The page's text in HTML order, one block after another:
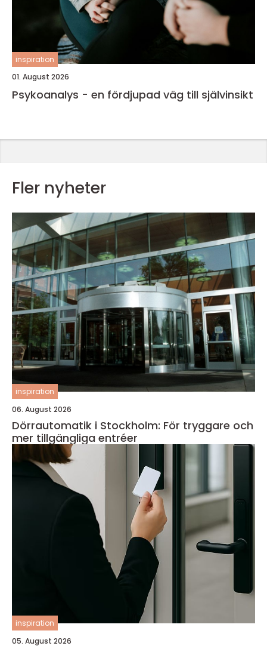
inspiration
01. August 2026
Psykoanalys - en fördjupad väg till självinsikt
Fler nyheter
inspiration
06. August 2026
Dörrautomatik i Stockholm: För tryggare och
mer tillgängliga entréer
inspiration
05. August 2026